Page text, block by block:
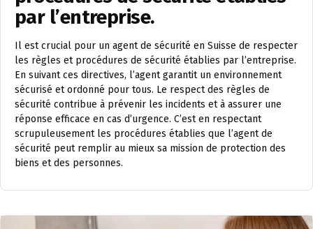
par l’entreprise.
Il est crucial pour un agent de sécurité en Suisse de respecter
les règles et procédures de sécurité établies par l’entreprise.
En suivant ces directives, l’agent garantit un environnement
sécurisé et ordonné pour tous. Le respect des règles de
sécurité contribue à prévenir les incidents et à assurer une
réponse efficace en cas d’urgence. C’est en respectant
scrupuleusement les procédures établies que l’agent de
sécurité peut remplir au mieux sa mission de protection des
biens et des personnes.